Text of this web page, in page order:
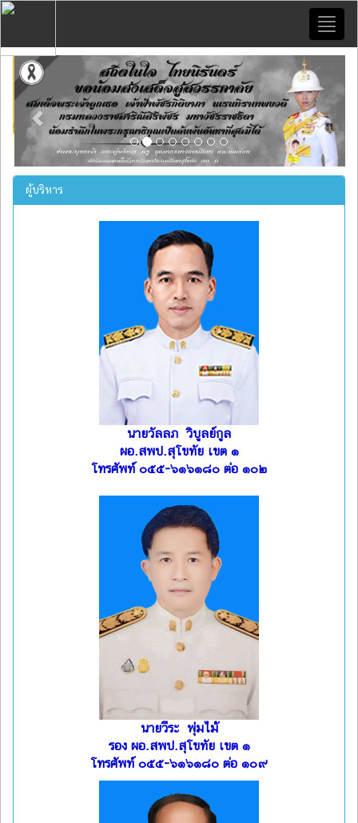
Previous
ผู้บริหาร
นายวัลลภ วิบูลย์กูล
ผอ.สพป.สุโขทัย เขต ๑
โทรศัพท์ ๐๕๕-๖๑๖๑๘๐ ต่อ ๑๐๒
นายวีระ พุ่มไม้
รอง ผอ.สพป.สุโขทัย เขต ๑
โทรศัพท์ ๐๕๕-๖๑๖๑๘๐ ต่อ ๑๐๙